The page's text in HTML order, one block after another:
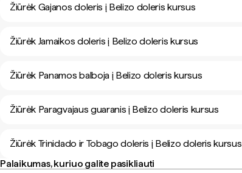
Žiūrėk Gajanos doleris į Belizo doleris kursus
Žiūrėk Jamaikos doleris į Belizo doleris kursus
Žiūrėk Panamos balboja į Belizo doleris kursus
Žiūrėk Paragvajaus guaranis į Belizo doleris kursus
Žiūrėk Trinidado ir Tobago doleris į Belizo doleris kursus
Palaikumas, kuriuo galite pasikliauti